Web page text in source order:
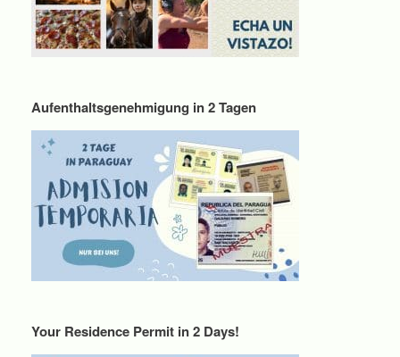
Aufenthaltsgenehmigung in 2 Tagen
Your Residence Permit in 2 Days!